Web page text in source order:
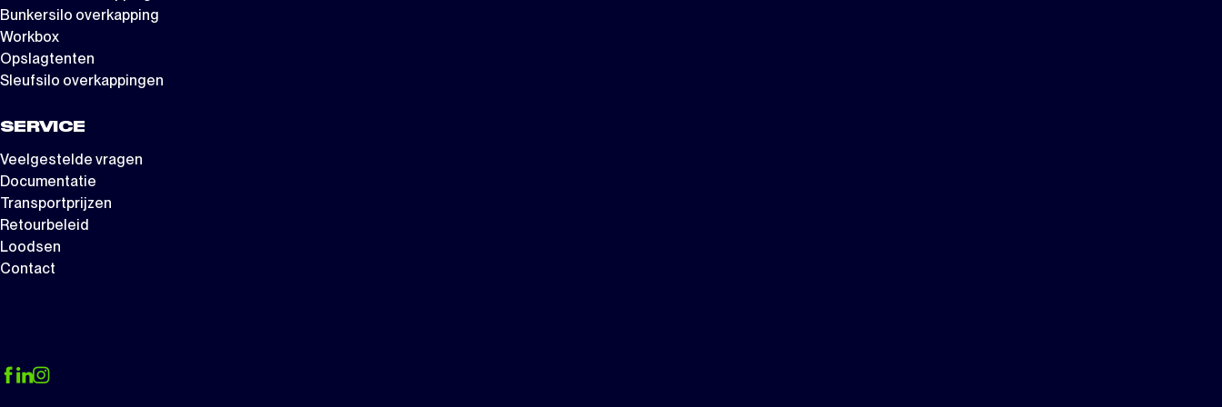
Bunkersilo overkapping
Workbox
Opslagtenten
Sleufsilo overkappingen
SERVICE
Veelgestelde vragen
Documentatie
Transportprijzen
Retourbeleid
Loodsen
Contact